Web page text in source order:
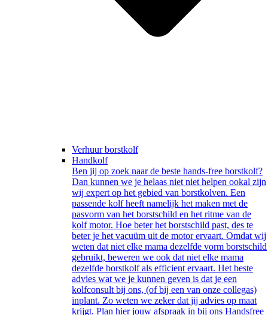
Verhuur borstkolf
Handkolf
Ben jij op zoek naar de beste hands-free borstkolf?
Dan kunnen we je helaas niet niet helpen ookal zijn
wij expert op het gebied van borstkolven. Een
passende kolf heeft namelijk het maken met de
pasvorm van het borstschild en het ritme van de
kolf motor. Hoe beter het borstschild past, des te
beter je het vacuüm uit de motor ervaart. Omdat wij
weten dat niet elke mama dezelfde vorm borstschild
gebruikt, beweren we ook dat niet elke mama
dezelfde borstkolf als efficient ervaart. Het beste
advies wat we je kunnen geven is dat je een
kolfconsult bij ons, (of bij een van onze collegas)
inplant. Zo weten we zeker dat jij advies op maat
krijgt. Plan hier jouw afspraak in bij ons Handsfree